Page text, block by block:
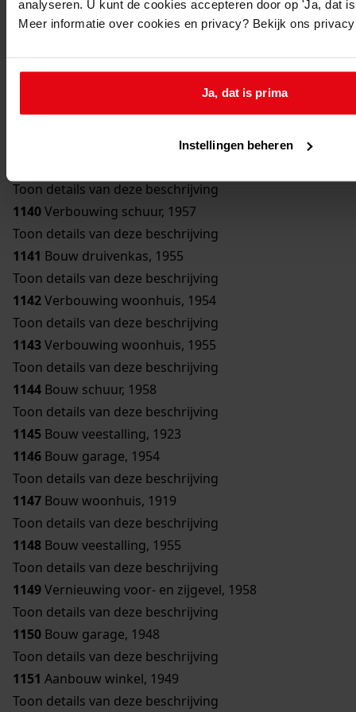
analyseren. U kunt de cookies accepteren door op 'Ja, dat
Meer informatie over cookies en privacy? Bekijk ons
Ja, dat is prima
Instellingen beheren
Toon details van deze beschrijving
1136Bouw bergplaats, 1950
Toon details van deze beschrijving
1137Bouw schuur, 1951
Toon details van deze beschrijving
Toon details van deze beschrijving
Toon details van deze beschrijving
1140Verbouwing schuur, 1957
Toon details van deze beschrijving
1141 Bouw druivenkas, 1955
Toon details van deze beschrijving
1142Verbouwing woonhuis, 1954
Toon details van deze beschrijving
1143Verbouwing woonhuis, 1955
Toon details van deze beschrijving
1144 Bouw schuur, 1958
Toon details van deze beschrijving
1145 Bouw veestalling, 1923
1146 Bouw garage, 1954
Toon details van deze beschrijving
1147 Bouw woonhuis, 1919
Toon details van deze beschrijving
1148 Bouw veestalling, 1955
Toon details van deze beschrijving
1149Vernieuwing voor- en zijgevel, 1958
Toon details van deze beschrijving
1150 Bouw garage, 1948
Toon details van deze beschrijving
1151 Aanbouw winkel, 1949
Toon details van deze beschrijving